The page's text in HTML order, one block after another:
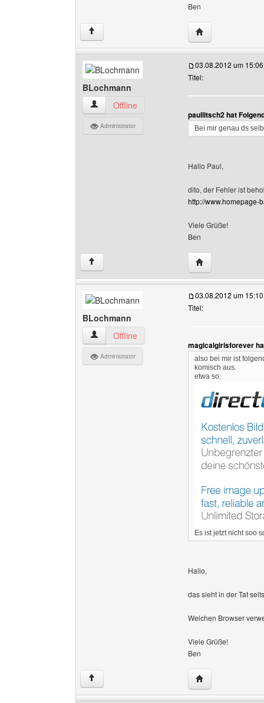
Ben
↑ Website dieses
BLochmann
BLochmann Benutzer-Profile anzeigen
Offline
Administrator
03.08.2012 um 15:06
Titel:
paullitsch2 hat
Bei mir genau ds
Hallo Paul,
dito, der Fehler ist
http://www.homepage-
Viele Grüße!
Ben
↑ Website dieses
BLochmann
BLochmann Benutzer-Profile anzeigen
Offline
Administrator
03.08.2012 um 15:10
Titel:
magicalgirlsforever
also bei mir ist
komisch aus.
etwa so:
Es ist jetzt nicht soo
Hallo,
das sieht in der Tat
Welchen Browser
Viele Grüße!
Ben
↑ Website dieses